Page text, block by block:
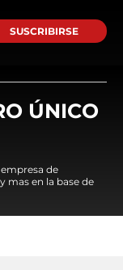
SUSCRIBIRSE
ÚNICO
de
mas en la base de